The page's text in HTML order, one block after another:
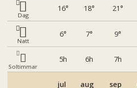
Dag
16 18 21
Natt
6 7 9
Soltimmar
5 6 7
jul aug sep